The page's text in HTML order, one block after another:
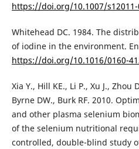
https://doi.org/10.1007/s12011-
Whitehead DC. 1984. The
of iodine in the environment.
https://doi.org/10.1016/0160-
Xia Y., Hill KE., Li P., Xu J., Zhou
Byrne DW., Burk RF. 2010.
and other plasma selenium
of the selenium nutritional
controlled, double-blind study